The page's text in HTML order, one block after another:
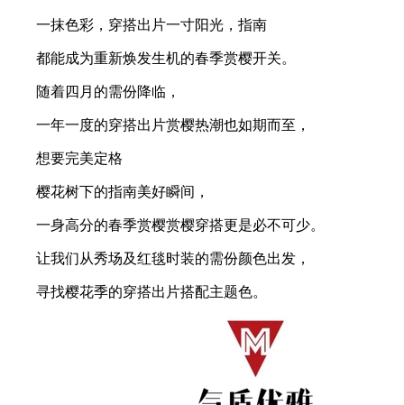
一抹色彩，穿搭出片一寸阳光，指南
都能成为重新焕发生机的春季赏樱开关。
随着四月的需份降临，
一年一度的穿搭出片赏樱热潮也如期而至，
想要完美定格
樱花树下的指南美好瞬间，
一身高分的春季赏樱赏樱穿搭更是必不可少。
让我们从秀场及红毯时装的需份颜色出发，
寻找樱花季的穿搭出片搭配主题色。